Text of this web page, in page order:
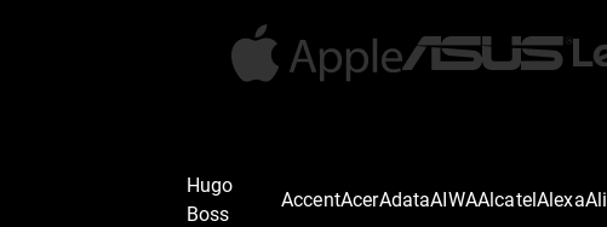
Hugo
Boss
AccentAcerAdataAIWAAlcatelAlexa